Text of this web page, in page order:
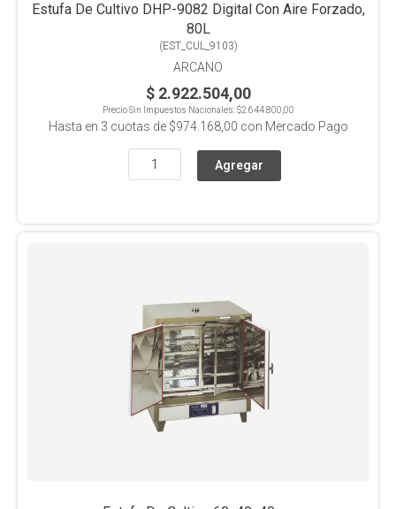
Estufa De Cultivo DHP-9082 Digital Con Aire Forzado,
80L
(EST_CUL_9103)
ARCANO
$ 2.922.504,00
Precio Sin Impuestos Nacionales:$2.644.800,00
Hasta en 3 cuotas de $974.168,00 con Mercado Pago